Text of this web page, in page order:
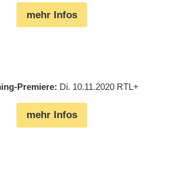
mehr Infos
Premiere Di. 10.11.2020 RTL+
mehr Infos